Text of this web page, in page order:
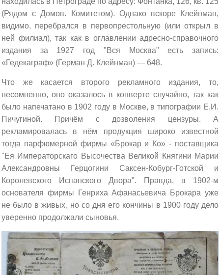
(Рядом с Домов. Комитетом). Однако вскоре Клейнман,
видимо, перебрался в первопрестольную (или открыл в
ней филиал), так как в оглавлении адресно-справочного
издания за 1927 год "Вся Москва" есть запись:
«Гедекаграф» (Герман Д. Клейнман) — 648.
Что же касается второго рекламного издания, то,
несомненно, оно оказалось в конверте случайно, так как
было напечатано в 1902 году в Москве, в типографии Е.И.
Пичугиной. Причём с дозволения цензуры. А
рекламировалась в нём продукция широко известной
тогда парфюмерной фирмы «Брокар и Ко» - поставщика
"Ея Императорскаго Высочества Великой Княгини Марии
Александровны Герцогини Саксен-Кобург-Готской и
Королевского Испанского Двора". Правда, в 1902-м
основателя фирмы Генриха Афанасьевича Брокара уже
не было в живых, но со дня его кончины в 1900 году дело
уверенно продолжали сыновья.